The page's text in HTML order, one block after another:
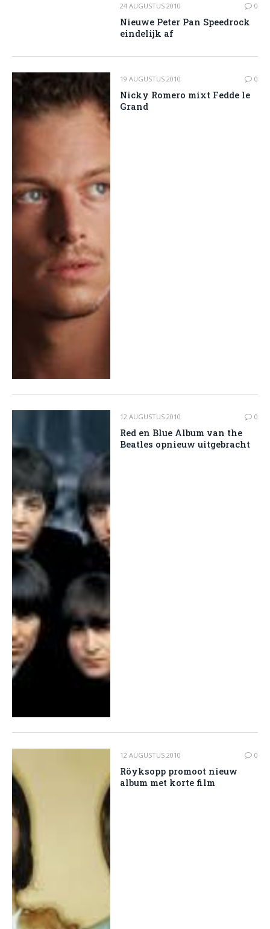
24 AUGUSTUS 2010 0
Nieuwe Peter Pan Speedrock
eindelijk af
19 AUGUSTUS 2010 0
Nicky Romero mixt Fedde le
Grand
12 AUGUSTUS 2010 0
Red en Blue Album van the
Beatles opnieuw uitgebracht
12 AUGUSTUS 2010 0
Röyksopp promoot nieuw
album met korte film